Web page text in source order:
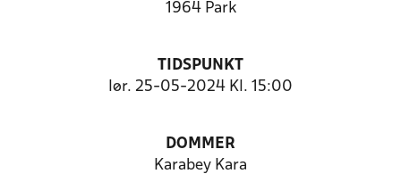
1964 Park
TIDSPUNKT
lør. 25-05-2024 Kl. 15:00
DOMMER
Karabey Kara